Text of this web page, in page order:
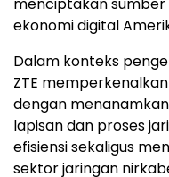
ekonomi digital
Dalam konteks
ZTE
dengan
lapisan dan proses
efisiensi sekaligus
sektor jaringan